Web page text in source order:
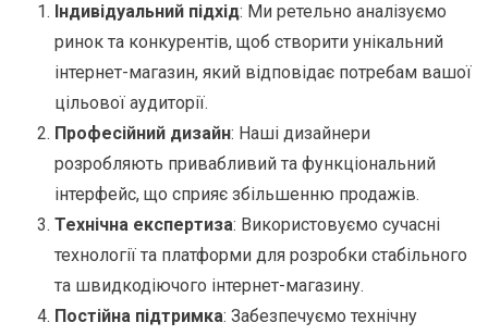
Індивідуальний підхід: Ми ретельно аналізуємо
ринок та конкурентів, щоб створити унікальний
інтернет-магазин, який відповідає потребам вашої
цільової аудиторії.
Професійний дизайн: Наші дизайнери
розробляють привабливий та функціональний
інтерфейс, що сприяє збільшенню продажів.
Технічна експертиза: Використовуємо сучасні
технології та платформи для розробки стабільного
та швидкодіючого інтернет-магазину.
Постійна підтримка: Забезпечуємо технічну